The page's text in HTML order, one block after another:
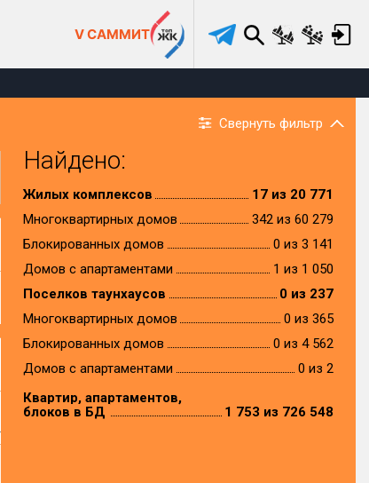
V САММИТ
Свернуть фильтр
Найдено:
Жилых комплексов
17 из 20 771
Многоквартирных домов
342 из 60 279
Блокированных домов
0 из 3 141
Домов с апартаментами
1 из 1 050
Поселков таунхаусов
0 из 237
Многоквартирных домов
0 из 365
Блокированных домов
0 из 4 562
Домов с апартаментами
0 из 2
Квартир, апартаментов,
блоков в БД
1 753 из 726 548